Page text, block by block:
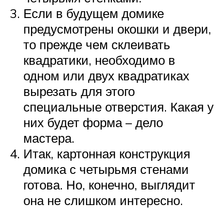
Если в будущем домике
предусмотрены окошки и двери,
то прежде чем склеивать
квадратики, необходимо в
одном или двух квадратиках
вырезать для этого
специальные отверстия. Какая у
них будет форма – дело
мастера.
Итак, картонная конструкция
домика с четырьмя стенами
готова. Но, конечно, выглядит
она не слишком интересно.